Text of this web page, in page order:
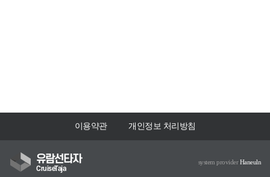
이용약관 개인정보 처리방침
유람선타자
CruiseTaja
system providerHaneuln